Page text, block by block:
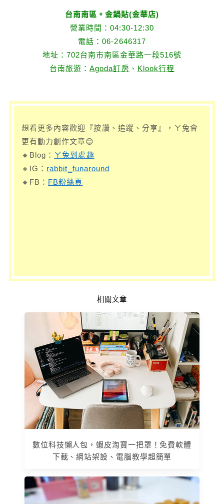
台南南區。金鍋貼(金華店)
營業時間：04:30-12:30
電話：06-2646317
地址：702台南市南區金華路一段516號
台南旅遊：Agoda訂房 、 Klook行程
想看更多內容歡迎『按讚、追蹤、分享』，ㄚ兔會
更有動力創作文章😊
🔸Blog： ㄚ兔到處趣
🔸IG： rabbit_funaround
🔸FB： FB粉絲頁
相關文章
數位科技懶人包，蝦皮淘寶一把罩！免費軟體
下載、網站架設、電腦教學超簡單